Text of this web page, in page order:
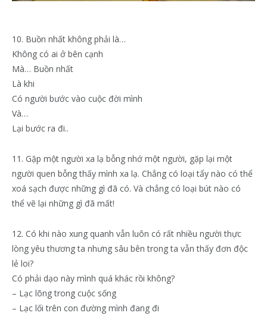
10. Buồn nhất không phải là…
Không có ai ở bên cạnh
Mà… Buồn nhất
Là khi
Có người bước vào cuộc đời mình
Và…
Lại bước ra đi..
11. Gặp một người xa lạ bỗng nhớ một người, gặp lại một
người quen bỗng thấy mình xa lạ. Chẳng có loại tẩy nào có thể
xoá sạch được những gì đã có. Và chẳng có loại bút nào có
thể vẽ lại những gì đã mất!
12. Có khi nào xung quanh vẫn luôn có rất nhiều người thực
lòng yêu thương ta nhưng sâu bên trong ta vẫn thấy đơn độc
lẻ loi?
Có phải dạo này mình quá khác rồi không?
– Lạc lõng trong cuộc sống
– Lạc lối trên con đường mình đang đi